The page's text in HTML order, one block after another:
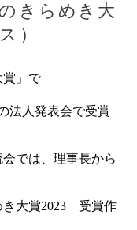
きらめき大
）
賞」で
法人発表会で受賞
では、理事長から
き大賞2023 受賞作